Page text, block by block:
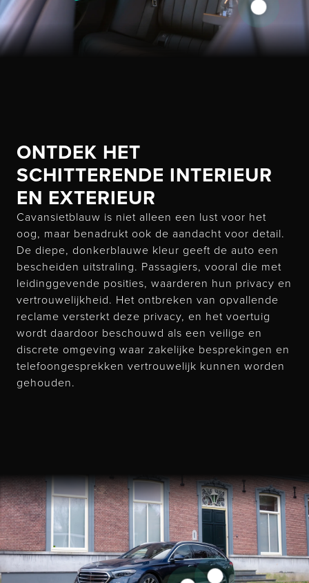
ONTDEK HET
SCHITTERENDE INTERIEUR
EN EXTERIEUR
Cavansietblauw is niet alleen een lust voor het
oog, maar benadrukt ook de aandacht voor detail.
De diepe, donkerblauwe kleur geeft de auto een
bescheiden uitstraling. Passagiers, vooral die met
leidinggevende posities, waarderen hun privacy en
vertrouwelijkheid. Het ontbreken van opvallende
reclame versterkt deze privacy, en het voertuig
wordt daardoor beschouwd als een veilige en
discrete omgeving waar zakelijke besprekingen en
telefoongesprekken vertrouwelijk kunnen worden
gehouden.